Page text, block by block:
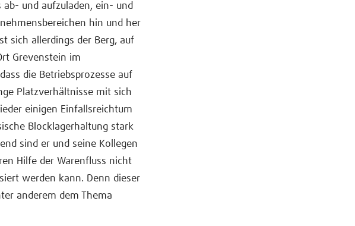
ab- und aufzuladen, ein- und
hin und her
sich allerdings der Berg, auf
Grevenstein im
die Betriebsprozesse auf
Platzverhältnisse mit sich
einigen Einfallsreichtum
Blocklagerhaltung stark
sind er und seine Kollegen
Hilfe der Warenfluss nicht
werden kann. Denn dieser
anderem dem Thema